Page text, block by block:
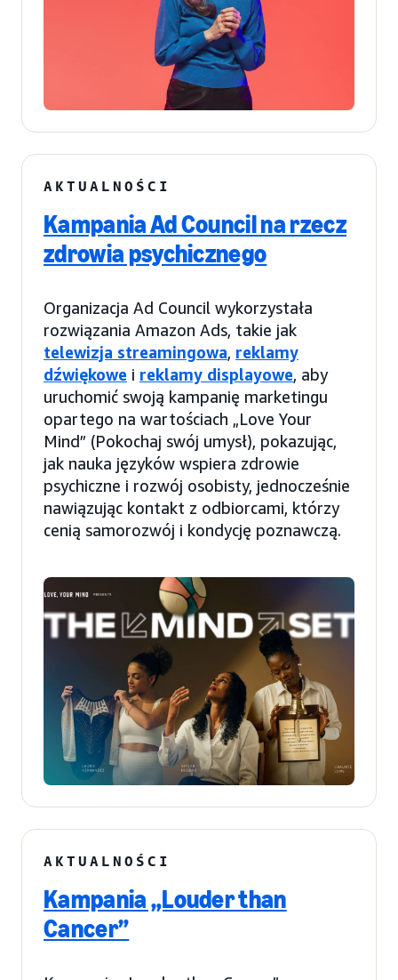
AKTUALNOŚCI
Kampania Ad Council na rzecz
zdrowia psychicznego
Organizacja Ad Council wykorzystała
rozwiązania Amazon Ads, takie jak
telewizja streamingowa, reklamy
dźwiękowe i reklamy displayowe, aby
uruchomić swoją kampanię marketingu
opartego na wartościach „Love Your
Mind” (Pokochaj swój umysł), pokazując,
jak nauka języków wspiera zdrowie
psychiczne i rozwój osobisty, jednocześnie
nawiązując kontakt z odbiorcami, którzy
cenią samorozwój i kondycję poznawczą.
AKTUALNOŚCI
Kampania „Louder than
Cancer”